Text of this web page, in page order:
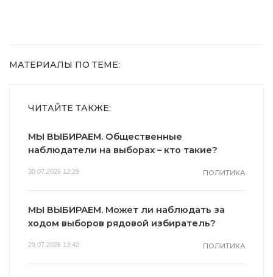
МАТЕРИАЛЫ ПО ТЕМЕ:
ЧИТАЙТЕ ТАКЖЕ:
МЫ ВЫБИРАЕМ. Общественные
наблюдатели на выборах – кто такие?
30.07.2026 12:29 ПОЛИТИКА
МЫ ВЫБИРАЕМ. Может ли наблюдать за
ходом выборов рядовой избиратель?
29.07.2026 13:42 ПОЛИТИКА